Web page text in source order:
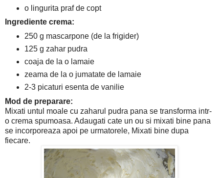
o lingurita praf de copt
Ingrediente crema:
250 g mascarpone (de la frigider)
125 g zahar pudra
coaja de la o lamaie
zeama de la o jumatate de lamaie
2-3 picaturi esenta de vanilie
Mod de preparare:
Mixati untul moale cu zaharul pudra pana se transforma intr-
o crema spumoasa. Adaugati cate un ou si mixati bine pana
se incorporeaza apoi pe urmatorele, Mixati bine dupa
fiecare.